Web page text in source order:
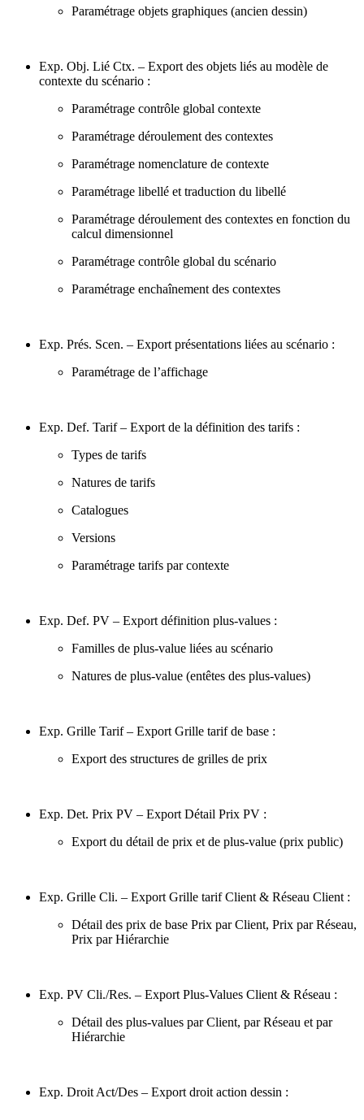
Paramétrage objets graphiques (ancien dessin)
Exp. Obj. Lié Ctx. – Export des objets liés au modèle de
contexte du scénario :
Paramétrage contrôle global contexte
Paramétrage déroulement des contextes
Paramétrage nomenclature de contexte
Paramétrage libellé et traduction du libellé
Paramétrage déroulement des contextes en fonction du
calcul dimensionnel
Paramétrage contrôle global du scénario
Paramétrage enchaînement des contextes
Exp. Prés. Scen. – Export présentations liées au scénario :
Paramétrage de l’affichage
Exp. Def. Tarif – Export de la définition des tarifs :
Types de tarifs
Natures de tarifs
Catalogues
Versions
Paramétrage tarifs par contexte
Exp. Def. PV – Export définition plus-values :
Familles de plus-value liées au scénario
Natures de plus-value (entêtes des plus-values)
Exp. Grille Tarif – Export Grille tarif de base :
Export des structures de grilles de prix
Exp. Det. Prix PV – Export Détail Prix PV :
Export du détail de prix et de plus-value (prix public)
Exp. Grille Cli. – Export Grille tarif Client & Réseau Client :
Détail des prix de base Prix par Client, Prix par Réseau,
Prix par Hiérarchie
Exp. PV Cli./Res. – Export Plus-Values Client & Réseau :
Détail des plus-values par Client, par Réseau et par
Hiérarchie
Exp. Droit Act/Des – Export droit action dessin :